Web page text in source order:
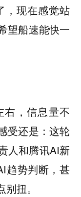
，现在感觉站
望船速能快一
右，信息量不
受还是：这轮
人和腾讯AI新
趋势判断，甚
扭。